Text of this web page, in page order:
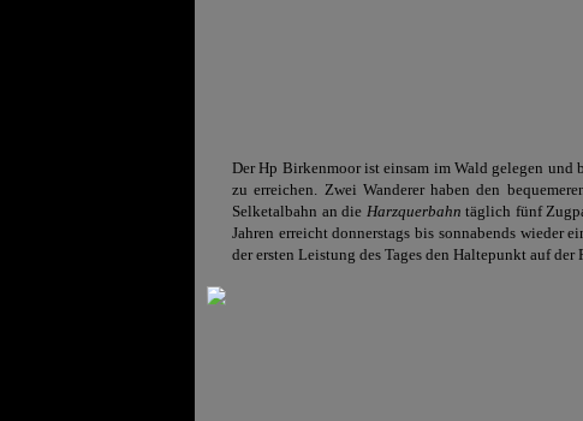
Der Hp Birkenmoor ist einsam im Wald gelegen und
zu erreichen. Zwei Wanderer haben den
Selketalbahn an die Harzquerbahn täglich fünf
Jahren erreicht donnerstags bis sonnabends wieder
der ersten Leistung des Tages den Haltepunkt auf der